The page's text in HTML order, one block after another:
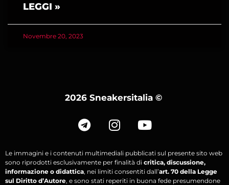
LEGGI »
Novembre 20, 2023
2026 Sneakersitalia ©
Le immagini e i contenuti multimediali pubblicati sul presente sito web
sono riprodotti esclusivamente per finalità di critica, discussione,
informazione o didattica, nei limiti consentiti dall’art. 70 della Legge
sul Diritto d’Autore, e sono stati reperiti in buona fede presumendone